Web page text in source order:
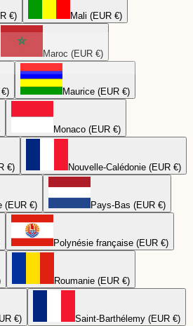
€) Mali (EUR €)
Maroc (EUR €)
Maurice (EUR €)
Monaco (EUR €)
€) Nouvelle-Calédonie (EUR €)
(EUR €) Pays-Bas (EUR €)
Polynésie française (EUR €)
Roumanie (EUR €)
€) Saint-Barthélemy (EUR €)